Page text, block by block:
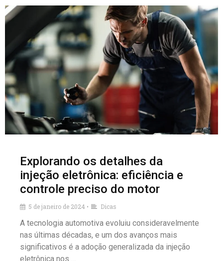
Explorando os detalhes da
injeção eletrônica: eficiência e
controle preciso do motor
5 de janeiro de 2024 • Dicas
A tecnologia automotiva evoluiu consideravelmente
nas últimas décadas, e um dos avanços mais
significativos é a adoção generalizada da injeção
eletrônica nos …